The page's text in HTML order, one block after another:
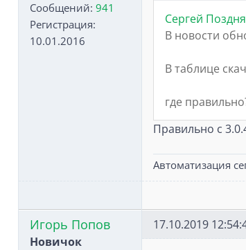
Сообщений: 941
Регистрация:
10.01.2016
Сергей
В новости
В таблице
где
Правильно с
Автоматизация
Игорь Попов
Новичок
17.10.2019